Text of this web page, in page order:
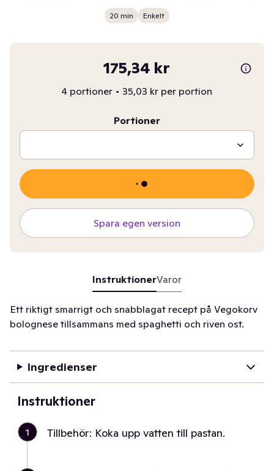
20 min Enkelt
175,34 kr
4 portioner • 35,03 kr per portion
Portioner
Spara egen version
InstruktionerVaror
Ett riktigt smarrigt och snabblagat recept på Vegokorv
bolognese tillsammans med spaghetti och riven ost.
Ingredienser
Instruktioner
1 Tillbehör: Koka upp vatten till pastan.